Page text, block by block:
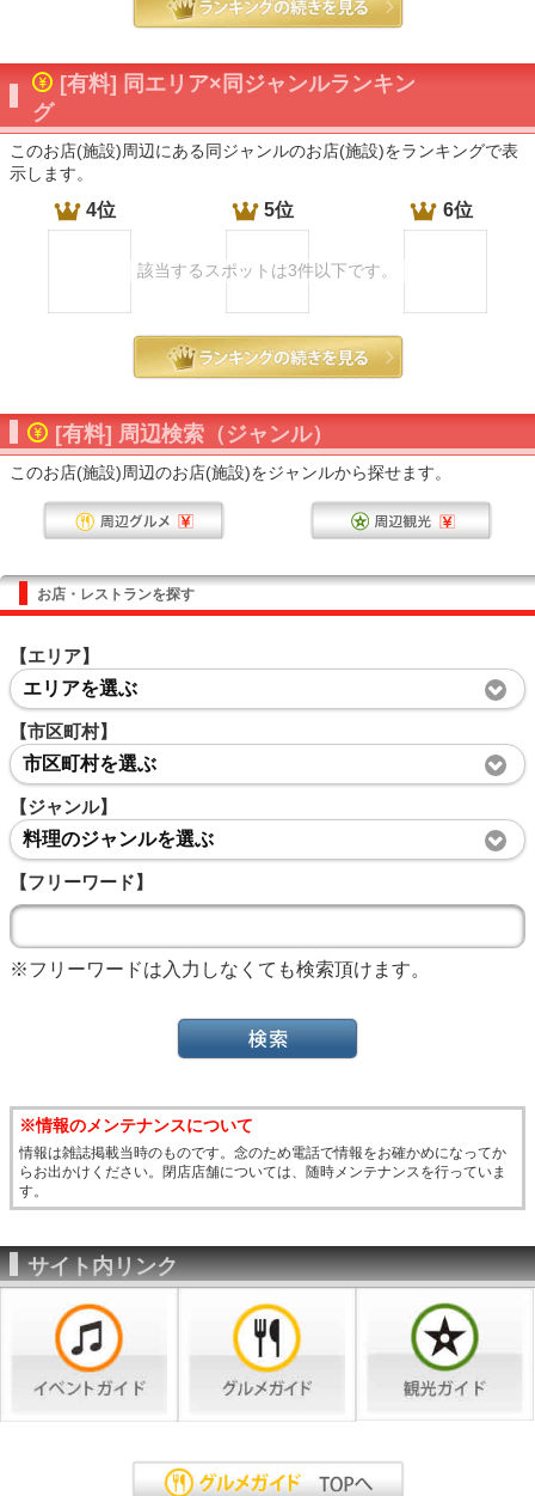
[有料] 同エリア×同ジャンルランキン
グ
このお店(施設)周辺にある同ジャンルのお店(施設)をランキングで表
示します。
4位 5位 6位
該当するスポットは3件以下です。
[有料] 周辺検索（ジャンル）
このお店(施設)周辺のお店(施設)をジャンルから探せます。
お店・レストランを探す
【エリア】
エリアを選ぶ
【市区町村】
市区町村を選ぶ
【ジャンル】
料理のジャンルを選ぶ
【フリーワード】
※フリーワードは入力しなくても検索頂けます。
※情報のメンテナンスについて
情報は雑誌掲載当時のものです。念のため電話で情報をお確かめになってか
らお出かけください。閉店店舗については、随時メンテナンスを行っていま
す。
サイト内リンク